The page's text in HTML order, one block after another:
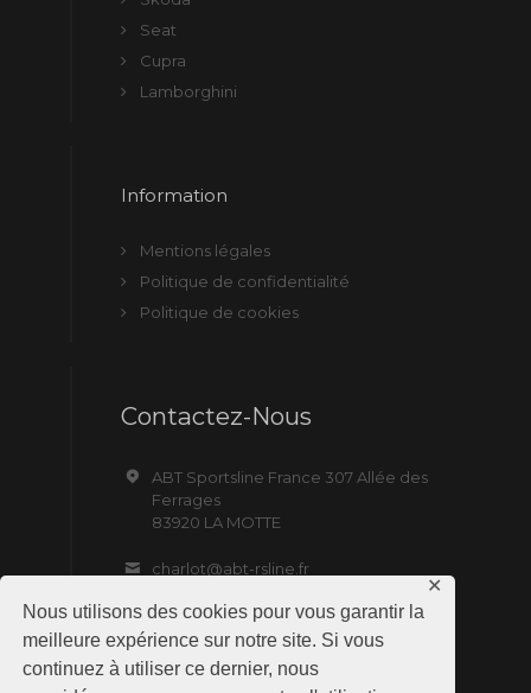
Nous utilisons des cookies pour vous garantir la
meilleure expérience sur notre site. Si vous
continuez à utiliser ce dernier, nous
✕
Seat
Cupra
Lamborghini
Information
Mentions légales
Politique de confidentialité
Politique de cookies
Contactez-Nous
ABT Sportsline France 307 Allée des
Ferrages
83920 LA MOTTE
charlot@abt-rsline.fr